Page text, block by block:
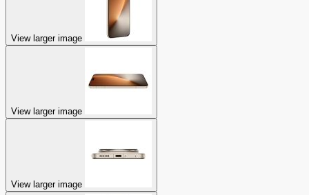
View larger image
View larger image
View larger image